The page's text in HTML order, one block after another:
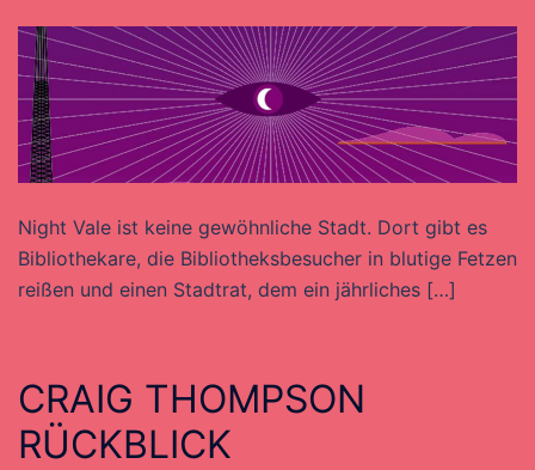
Night Vale ist keine gewöhnliche Stadt. Dort gibt es
Bibliothekare, die Bibliotheksbesucher in blutige Fetzen
reißen und einen Stadtrat, dem ein jährliches […]
CRAIG THOMPSON
RÜCKBLICK